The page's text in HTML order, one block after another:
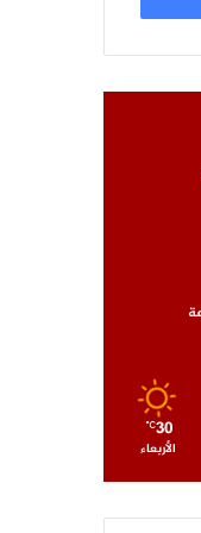
30
℃
الأربعاء